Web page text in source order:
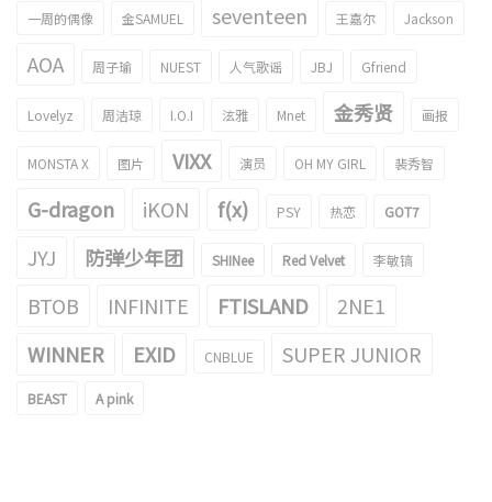
一周的偶像 金SAMUEL seventeen 王嘉尔 Jackson
AOA 周子瑜 NUEST 人气歌谣 JBJ Gfriend
Lovelyz 周洁琼 I.O.I 泫雅 Mnet 金秀贤 画报
MONSTA X 图片 VIXX 演员 OH MY GIRL 裴秀智
G-dragon iKON f(x) PSY 热恋 GOT7
JYJ 防弹少年团 SHINee Red Velvet 李敏镐
BTOB INFINITE FTISLAND
2NE1
WINNER
EXID CNBLUE SUPER JUNIOR
BEAST A pink